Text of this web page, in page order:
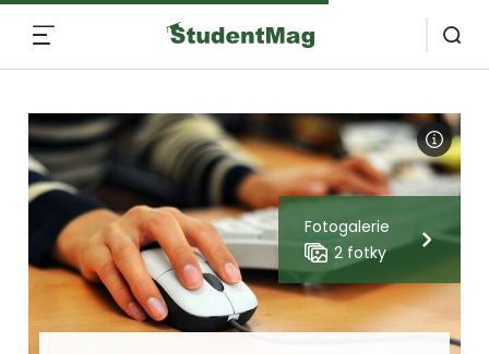
Fotogalerie
2 fotky